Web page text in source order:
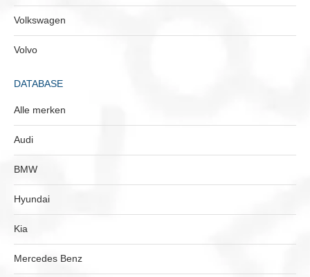
Volkswagen
Volvo
DATABASE
Alle merken
Audi
BMW
Hyundai
Kia
Mercedes Benz